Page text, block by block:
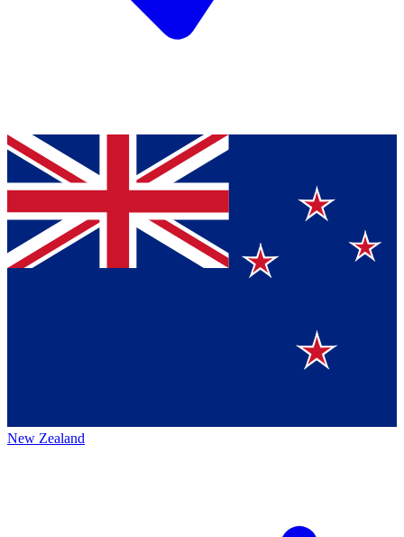
New Zealand